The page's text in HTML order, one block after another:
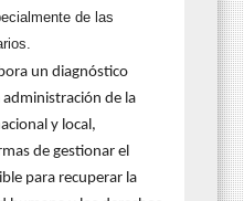
de las
un diagnóstico
de la
y local,
de gestionar el
para recuperar la